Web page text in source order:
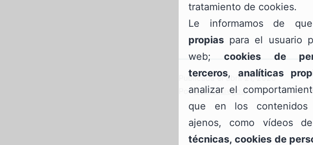
Publicada elabril 21, 2020
PorGaztebulegoa
tratamiento de cookies.
Le informamos de
propias para el usuario
web;cookies de
terceros, analíticas
analizar el
que en los contenidos
ajenos, como vídeos
técnicas, cookies de